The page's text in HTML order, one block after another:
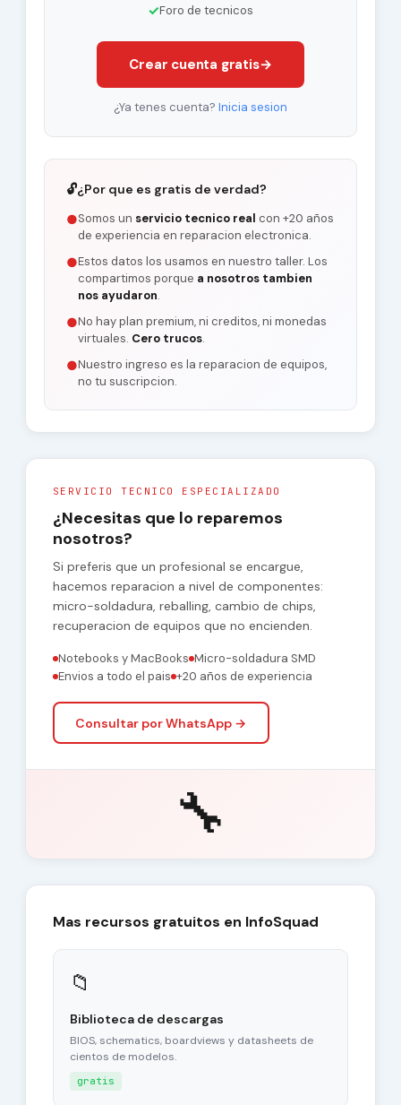
✓Foro de tecnicos
Crear cuenta gratis→
¿Ya tenes cuenta? Inicia sesion
🔓¿Por que es gratis de verdad?
●Somos un servicio tecnico real con +20 años
de experiencia en reparacion electronica.
●Estos datos los usamos en nuestro taller. Los
compartimos porque a nosotros tambien
nos ayudaron.
●No hay plan premium, ni creditos, ni monedas
virtuales. Cero trucos.
●Nuestro ingreso es la reparacion de equipos,
no tu suscripcion.
SERVICIO TECNICO ESPECIALIZADO
¿Necesitas que lo reparemos
nosotros?
Si preferis que un profesional se encargue,
hacemos reparacion a nivel de componentes:
micro-soldadura, reballing, cambio de chips,
recuperacion de equipos que no encienden.
Notebooks y MacBooks Micro-soldadura SMD
Envios a todo el pais +20 años de experiencia
Consultar por WhatsApp →
🔧
Mas recursos gratuitos en InfoSquad
📁
Biblioteca de descargas
BIOS, schematics, boardviews y datasheets de
cientos de modelos.
gratis